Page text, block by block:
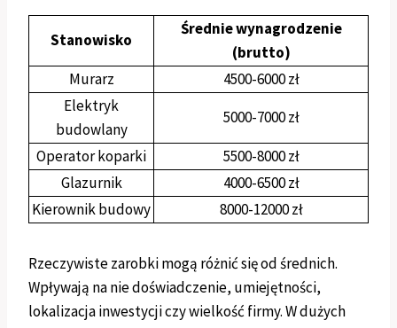
Stanowisko
Średnie wynagrodzenie
(brutto)
Murarz
4500-6000 zł
Elektryk
budowlany
5000-7000 zł
Operator koparki
5500-8000 zł
Glazurnik
4000-6500 zł
Kierownik budowy
8000-12000 zł
Rzeczywiste zarobki mogą różnić się od średnich.
Wpływają na nie doświadczenie, umiejętności,
lokalizacja inwestycji czy wielkość firmy. W dużych